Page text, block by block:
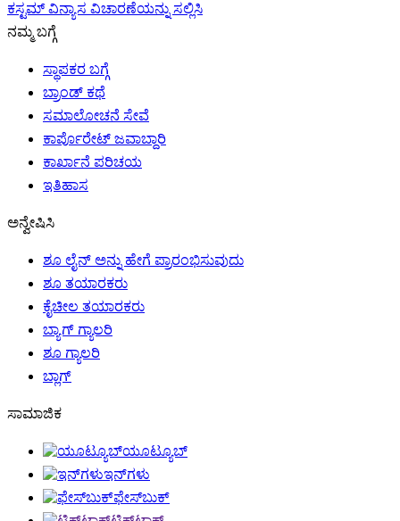
ಕಸ್ಟಮ್ ವಿನ್ಯಾಸ ವಿಚಾರಣೆಯನ್ನು ಸಲ್ಲಿಸಿ
ನಮ್ಮ ಬಗ್ಗೆ
ಸ್ಥಾಪಕರ ಬಗ್ಗೆ
ಬ್ರಾಂಡ್ ಕಥೆ
ಸಮಾಲೋಚನೆ ಸೇವೆ
ಕಾರ್ಪೊರೇಟ್ ಜವಾಬ್ದಾರಿ
ಕಾರ್ಖಾನೆ ಪರಿಚಯ
ಇತಿಹಾಸ
ಅನ್ವೇಷಿಸಿ
ಶೂ ಲೈನ್ ಅನ್ನು ಹೇಗೆ ಪ್ರಾರಂಭಿಸುವುದು
ಶೂ ತಯಾರಕರು
ಕೈಚೀಲ ತಯಾರಕರು
ಬ್ಯಾಗ್ ಗ್ಯಾಲರಿ
ಶೂ ಗ್ಯಾಲರಿ
ಬ್ಲಾಗ್
ಸಾಮಾಜಿಕ
ಯೂಟ್ಯೂಬ್
ಇನ್‌ಗಳು
ಫೇಸ್‌ಬುಕ್